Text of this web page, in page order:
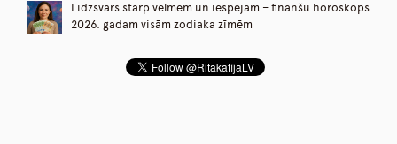
Līdzsvars starp vēlmēm un iespējām – finanšu horoskops
2026. gadam visām zodiaka zīmēm